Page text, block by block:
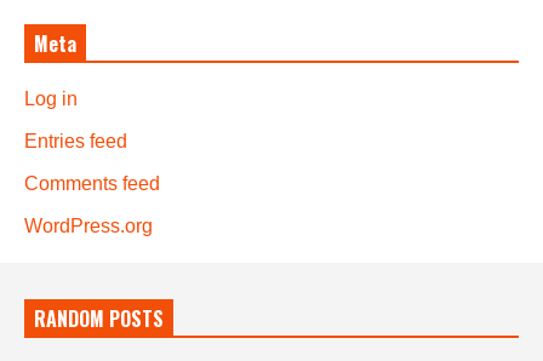
Meta
Log in
Entries feed
Comments feed
WordPress.org
RANDOM POSTS